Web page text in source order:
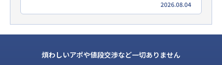
2026.08.04
煩わしいアポや値段交渉など一切ありません